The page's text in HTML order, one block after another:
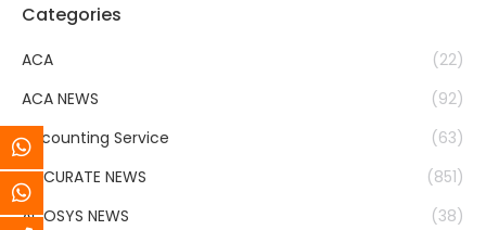
Categories
ACA
(22)
ACA NEWS
(92)
Accounting Service
(63)
ACCURATE NEWS
(851)
ACOSYS NEWS
(38)